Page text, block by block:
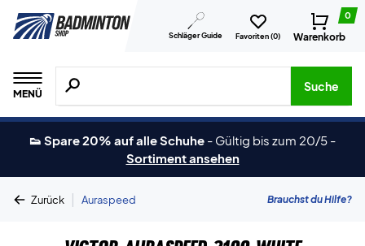
Schläger Guide Favoriten (0)
0
Warenkorb
MENÜ
Suche nach Produkten, Marken usw.
Suche
👟 Spare 20% auf alle Schuhe - Gültig bis zum 20/5 -
Sortiment ansehen
Zurück | Auraspeed Brauchst du Hilfe?